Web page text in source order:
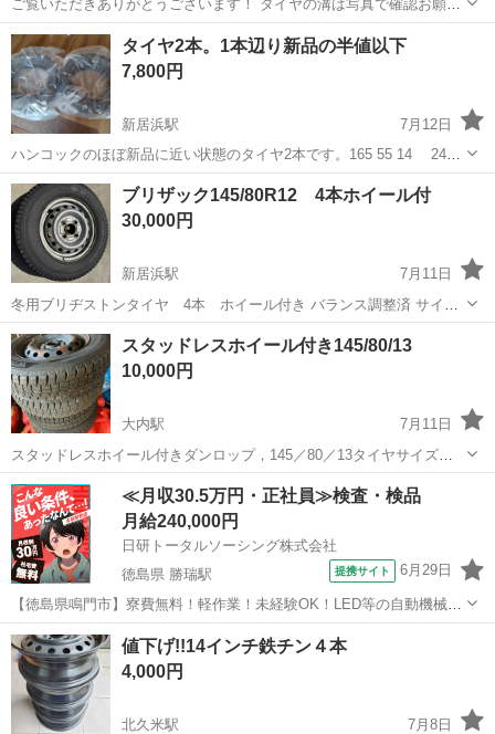
ご覧いただきありがとうございます！ タイヤの溝は写真で確認お願い
します🙇 松山市内近郊2,000円〜配送可能です！ お気軽にお問い合わ
せ下さい！
愛媛 松山市 福音寺駅 タイヤ、ホイール
タイヤ2本。1本辺り新品の半値以下
7,800円
新居浜駅
7月12日
ハンコックのほぼ新品に近い状態のタイヤ2本です。165 55 14 24年
製 ビニールで室内保管 購入者いなければ自身で使用しますので
購入者いなくてもどちらでも良いです。安価ですよ。尚ハンコック近
年は国産品と同等レ...
愛媛 新居浜市 新居浜駅 タイヤ、ホイール
ブリザック145/80R12 4本ホイール付
30,000円
新居浜駅
7月11日
冬用ブリヂストンタイヤ 4本 ホイール付き バランス調整済 サイ
ズ:145/80R12 製造年月:2024年49週のため比較的新しいものです バリ
溝まだまだ余裕あります 車庫(西条市)にて保管中ですが、新居浜住み
のため移動可...
愛媛 新居浜市 新居浜駅 タイヤ、ホイール
スタッドレスホイール付き145/80/13
10,000円
大内駅
7月11日
スタッドレスホイール付きダンロップ，145／80／13タイヤサイズ
2020年製です。
愛媛 宇和島市 大内駅 タイヤ、ホイール スタッドレス
≪月収30.5万円・正社員≫検査・検品
月給240,000円
日研トータルソーシング株式会社
徳島県 勝瑞駅
提携サイト 6月29日
【徳島県鳴門市】寮費無料！軽作業！未経験OK！LED等の自動機械加
工・検査・梱包・データ入力《お仕事No.NS0560》 お仕事について ス
マートフォンやパソコン、車などに使われるLED等の電子部品の製造
とそれに付帯する作...
徳島 鳴門市 勝瑞駅 その他
値下げ!!14インチ鉄チン４本
4,000円
北久米駅
7月8日